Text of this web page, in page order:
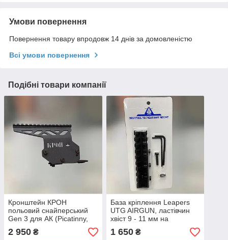
Умови повернення
Повернення товару впродовж 14 днів за домовленістю
Всі умови повернення
Подібні товари компанії
Кронштейн КРОН
польовий снайперський
Gen 3 для АК (Picatinny,
без бокової планки)
2 950 ₴
База кріплення Leapers
UTG AIRGUN, ластівчин
хвіст 9 - 11 мм на
Пікатінні, H: 15 мм, L: 100
мм, MNT-PMTOWL-A
1 650₴